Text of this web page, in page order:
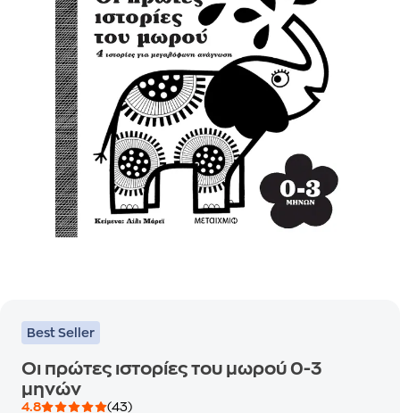
Best Seller
Οι πρώτες ιστορίες του μωρού 0-3
μηνών
4.8
(43)